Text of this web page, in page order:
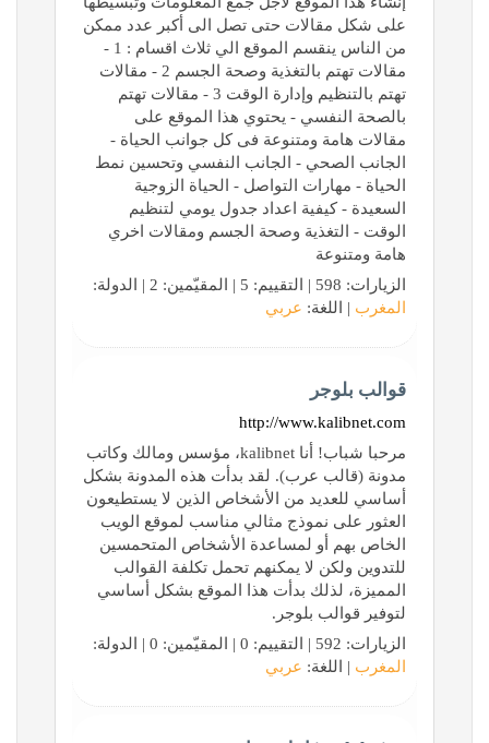
على شكل مقالات حتى تصل الى أكبر عدد ممكن
من الناس ينقسم الموقع الي ثلاث اقسام : 1 -
مقالات تهتم بالتغذية وصحة الجسم 2 - مقالات
تهتم بالتنظيم وإدارة الوقت 3 - مقالات تهتم
بالصحة النفسي - يحتوي هذا الموقع على
مقالات هامة ومتنوعة فى كل جوانب الحياة -
الجانب الصحي - الجانب النفسي وتحسين نمط
الحياة - مهارات التواصل - الحياة الزوجية
السعيدة - كيفية اعداد جدول يومي لتنظيم
الوقت - التغذية وصحة الجسم ومقالات اخري
هامة ومتنوعة
الزيارات: 598 | التقييم: 5 | المقيّمين: 2 | الدولة:
المغرب | اللغة: عربي
قوالب بلوجر
http://www.kalibnet.com
مرحبا شباب! أنا kalibnet، مؤسس ومالك وكاتب
مدونة (قالب عرب). لقد بدأت هذه المدونة بشكل
أساسي للعديد من الأشخاص الذين لا يستطيعون
العثور على نموذج مثالي مناسب لموقع الويب
الخاص بهم أو لمساعدة الأشخاص المتحمسين
للتدوين ولكن لا يمكنهم تحمل تكلفة القوالب
المميزة، لذلك بدأت هذا الموقع بشكل أساسي
لتوفير قوالب بلوجر.
الزيارات: 592 | التقييم: 0 | المقيّمين: 0 | الدولة:
المغرب | اللغة: عربي